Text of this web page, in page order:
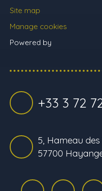
Site map
Manage cookies
Powered by
+33 3 72
5, Hameau
57700